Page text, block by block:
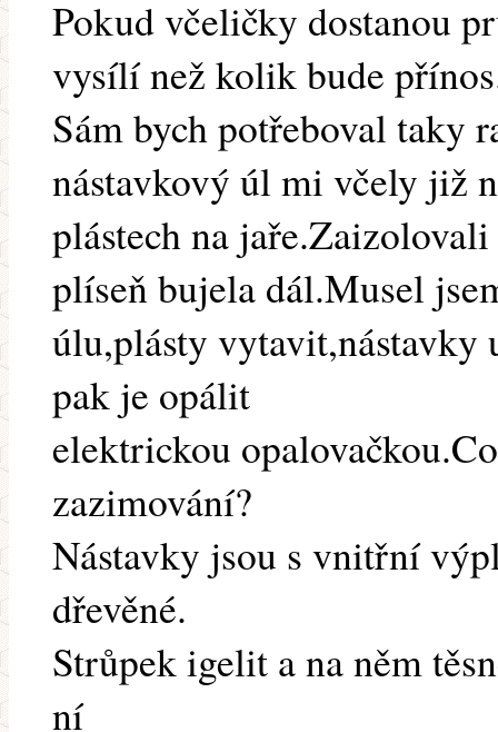
Pokud včeličky dostanou
vysílí než kolik bude
Sám bych potřeboval taky
nástavkový úl mi včely již
plástech na
plíseň bujela dál.Musel
úlu,plásty vytavit,nástavky
pak je opálit
elektrickou
zazimování?
Nástavky jsou s vnitřní
dřevěné.
Strůpek igelit a na něm
ní